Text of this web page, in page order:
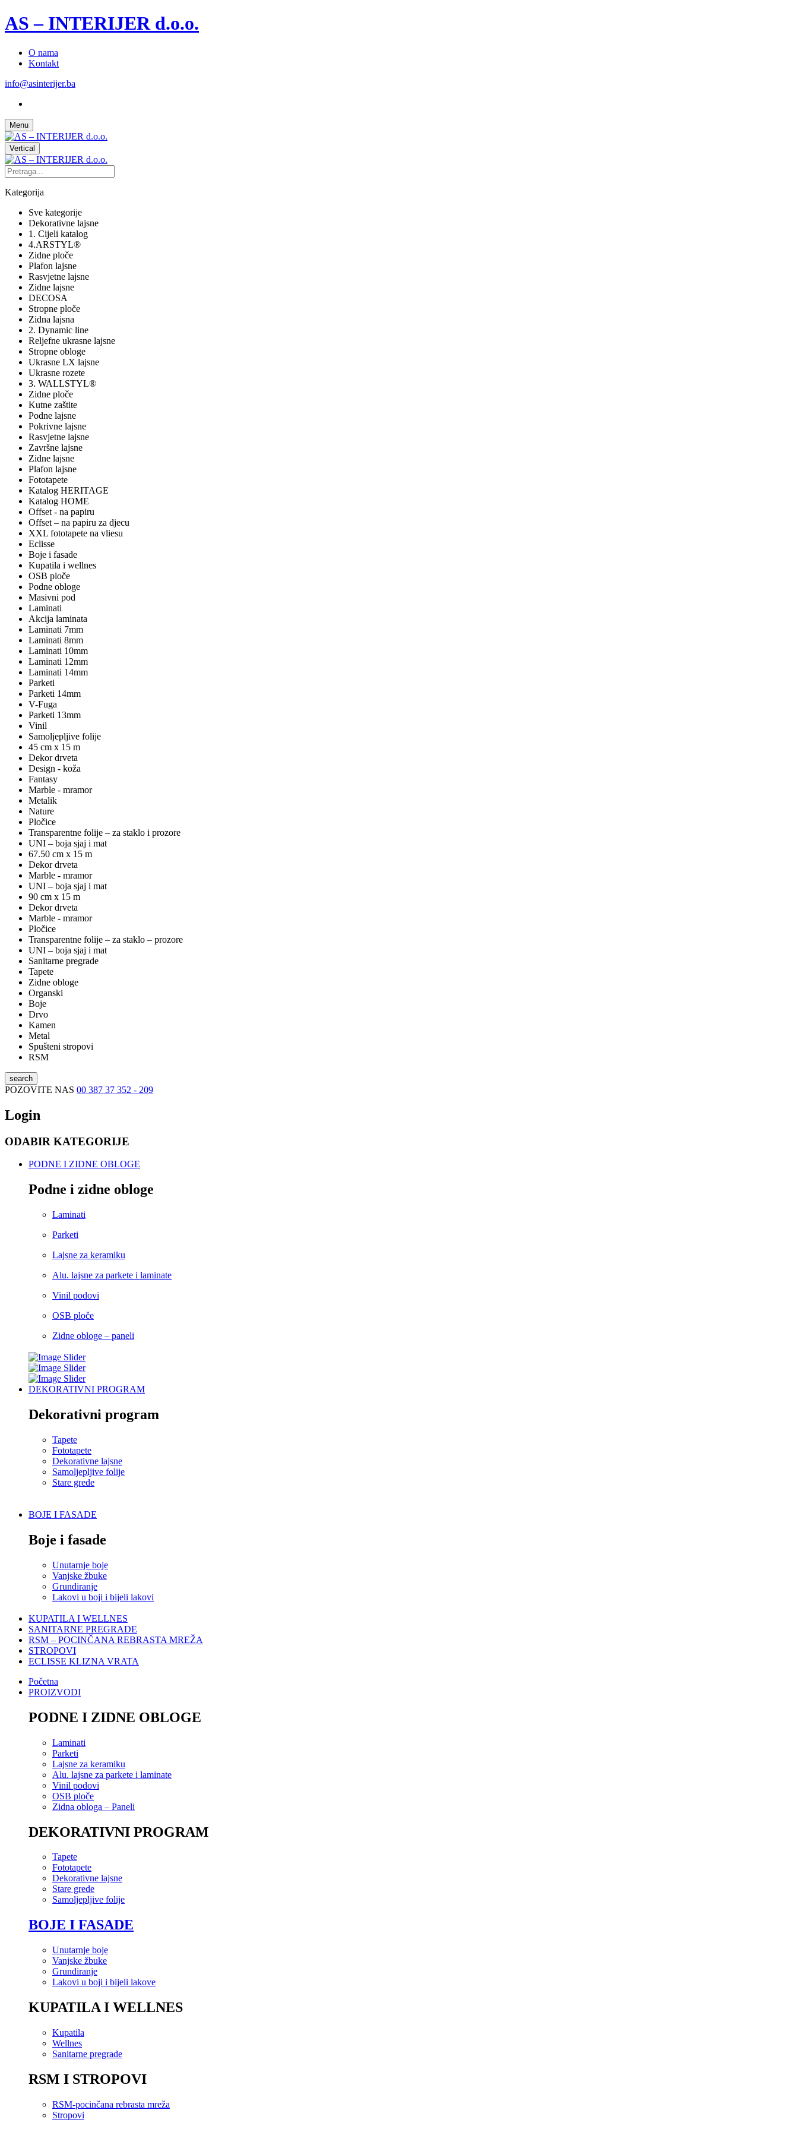
AS – INTERIJER d.o.o.
O nama
Kontakt
info@asinterijer.ba
Menu
Vertical
Kategorija
Sve kategorije
Dekorativne lajsne
1. Cijeli katalog
4.ARSTYL®
Zidne ploče
Plafon lajsne
Rasvjetne lajsne
Zidne lajsne
DECOSA
Stropne ploče
Zidna lajsna
2. Dynamic line
Reljefne ukrasne lajsne
Stropne obloge
Ukrasne LX lajsne
Ukrasne rozete
3. WALLSTYL®
Zidne ploče
Kutne zaštite
Podne lajsne
Pokrivne lajsne
Rasvjetne lajsne
Završne lajsne
Zidne lajsne
Plafon lajsne
Fototapete
Katalog HERITAGE
Katalog HOME
Offset - na papiru
Offset – na papiru za djecu
XXL fototapete na vliesu
Eclisse
Boje i fasade
Kupatila i wellnes
OSB ploče
Podne obloge
Masivni pod
Laminati
Akcija laminata
Laminati 7mm
Laminati 8mm
Laminati 10mm
Laminati 12mm
Laminati 14mm
Parketi
Parketi 14mm
V-Fuga
Parketi 13mm
Vinil
Samoljepljive folije
45 cm x 15 m
Dekor drveta
Design - koža
Fantasy
Marble - mramor
Metalik
Nature
Pločice
Transparentne folije – za staklo i prozore
UNI – boja sjaj i mat
67.50 cm x 15 m
Dekor drveta
Marble - mramor
UNI – boja sjaj i mat
90 cm x 15 m
Dekor drveta
Marble - mramor
Pločice
Transparentne folije – za staklo – prozore
UNI – boja sjaj i mat
Sanitarne pregrade
Tapete
Zidne obloge
Organski
Boje
Drvo
Kamen
Metal
Spušteni stropovi
RSM
search
POZOVITE NAS 00 387 37 352 - 209
Login
ODABIR KATEGORIJE
PODNE I ZIDNE OBLOGE
Podne i zidne obloge
Laminati
Parketi
Lajsne za keramiku
Alu. lajsne za parkete i laminate
Vinil podovi
OSB ploče
Zidne obloge – paneli
DEKORATIVNI PROGRAM
Dekorativni program
Tapete
Fototapete
Dekorativne lajsne
Samoljepljive folije
Stare grede
BOJE I FASADE
Boje i fasade
Unutarnje boje
Vanjske žbuke
Grundiranje
Lakovi u boji i bijeli lakovi
KUPATILA I WELLNES
SANITARNE PREGRADE
RSM – POCINČANA REBRASTA MREŽA
STROPOVI
ECLISSE KLIZNA VRATA
Početna
PROIZVODI
PODNE I ZIDNE OBLOGE
Laminati
Parketi
Lajsne za keramiku
Alu. lajsne za parkete i laminate
Vinil podovi
OSB ploče
Zidna obloga – Paneli
DEKORATIVNI PROGRAM
Tapete
Fototapete
Dekorativne lajsne
Stare grede
Samoljepljive folije
BOJE I FASADE
Unutarnje boje
Vanjske žbuke
Grundiranje
Lakovi u boji i bijeli lakove
KUPATILA I WELLNES
Kupatila
Wellnes
Sanitarne pregrade
RSM I STROPOVI
RSM-pocinčana rebrasta mreža
Stropovi